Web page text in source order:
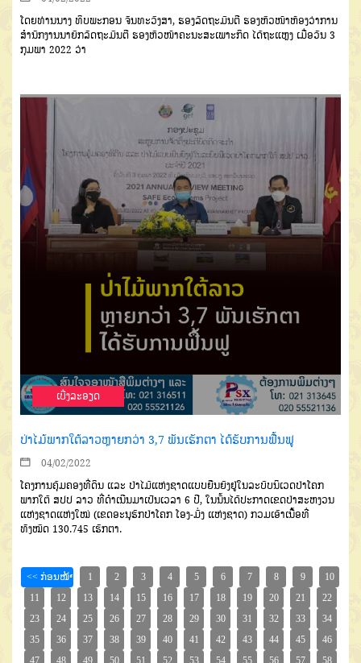
ໂດຍທ່ານນາງ ທິບພະກອນ ຈັນທະວົງສາ, ຮອງລັດຖະມົນຕີ ຮອງຫົວໜ້າຫ້ອງວ່າການ
ສຳນັກງານນາຍົກລັດຖະມົນຕີ ຮອງຫົວໜ້າຄະນະສະເພາະກິດ ໄດ້ຖະແຫຼງ ເມື່ອວັນ 3
ກຸມພາ 2022 ວ່າ
ເບີ່ງລະອຽດ
ປ່າໄມ້ພາກໃຕ້ລາວຫຼາຍກວ່າ 3,7 ພັນເຮັກຕາ ໄດ້ຮັບການຟື້ນຟູ
04/02/2022
ໂຄງການຄຸ້ມຄອງທີ່ດິນ ແລະ ປ່າໄມ້ແຫ່ງຊາດແບບຍືນຍົງຢູ່ໃນລະບົບນິເວດປ່າໂຄກ
ພາກໃຕ້ ສປປ ລາວ ທີ່ດໍາເນີນມາເປັນເວລາ 6 ປີ, ໃນນັ້ນໄດ້ປະກາດເຂດປ່າສະຫງວນ
ແຫ່ງຊາດແຫ່ງໃໝ່ (ເຂດອະນຸຮັກປ່າໂຄກ ໂອງ-ມັ່ງ ແຫ່ງຊາດ) ກວມເອົາເນື້ອທີ່
ທັງໝົດ 130.745 ເຮັກຕາ.